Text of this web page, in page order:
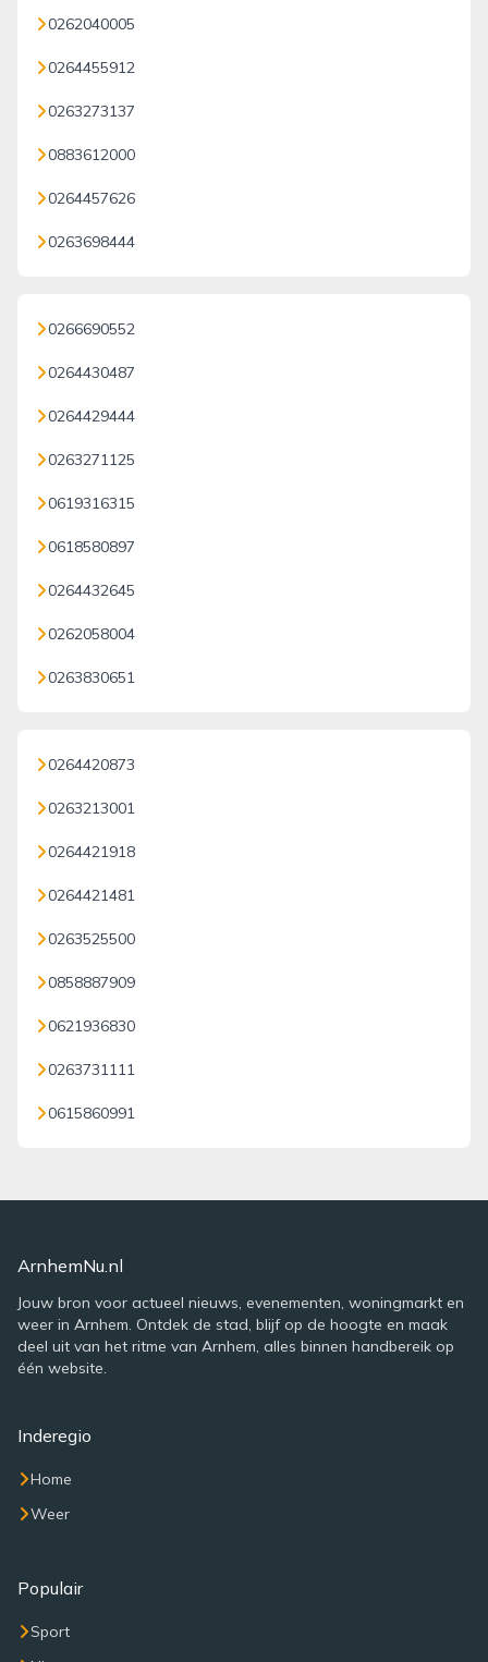
0262040005
0264455912
0263273137
0883612000
0264457626
0263698444
0266690552
0264430487
0264429444
0263271125
0619316315
0618580897
0264432645
0262058004
0263830651
0264420873
0263213001
0264421918
0264421481
0263525500
0858887909
0621936830
0263731111
0615860991
ArnhemNu.nl
Jouw bron voor actueel nieuws, evenementen, woningmarkt en
weer in Arnhem. Ontdek de stad, blijf op de hoogte en maak
deel uit van het ritme van Arnhem, alles binnen handbereik op
één website.
Inderegio
Home
Weer
Populair
Sport